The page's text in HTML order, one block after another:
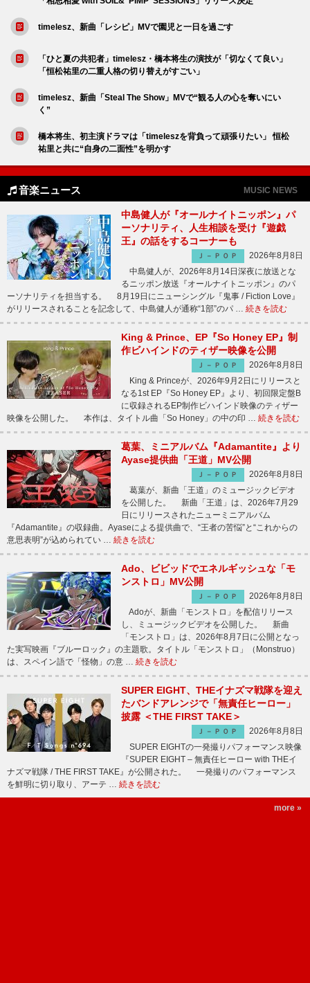
timelesz、新曲「レシピ」MVで園児と一日を過ごす
「ひと夏の共犯者」timelesz・橋本将生の演技が「切なくて良い」
「恒松祐里の二重人格の切り替えがすごい」
timelesz、新曲「Steal The Show」MVで“観る人の心を奪いにい
く”
橋本将生、初主演ドラマは「timeleszを背負って頑張りたい」 恒松
祐里と共に“自身の二面性”を明かす
音楽ニュース MUSIC NEWS
中島健人が『オールナイトニッポン』パ
ーソナリティ、人生相談を受け『遊戯
王』の話をするコーナーも
Ｊ－ＰＯＰ
2026年8月8日
中島健人が、2026年8月14日深夜に放送とな
るニッポン放送『オールナイトニッポン』のパ
ーソナリティを担当する。 8月19日にニューシングル『鬼事 / Fiction Love』
がリリースされることを記念して、中島健人が通称“1部”のパ … 続きを読む
King & Prince、EP『So Honey EP』制
作ビハインドのティザー映像を公開
Ｊ－ＰＯＰ
2026年8月8日
King & Princeが、2026年9月2日にリリースと
なる1st EP『So Honey EP』より、初回限定盤B
に収録されるEP制作ビハインド映像のティザー
映像を公開した。 本作は、タイトル曲「So Honey」の中の印 … 続きを読む
葛葉、ミニアルバム『Adamantite』より
Ayase提供曲「王道」MV公開
Ｊ－ＰＯＰ
2026年8月8日
葛葉が、新曲「王道」のミュージックビデオ
を公開した。 新曲「王道」は、2026年7月29
日にリリースされたニューミニアルバム
『Adamantite』の収録曲。Ayaseによる提供曲で、“王者の苦悩”と“これからの
意思表明”が込められてい … 続きを読む
Ado、ビビッドでエネルギッシュな「モ
ンストロ」MV公開
Ｊ－ＰＯＰ
2026年8月8日
Adoが、新曲「モンストロ」を配信リリース
し、ミュージックビデオを公開した。 新曲
「モンストロ」は、2026年8月7日に公開となっ
た実写映画『ブルーロック』の主題歌。タイトル「モンストロ」（Monstruo）
は、スペイン語で「怪物」の意 … 続きを読む
SUPER EIGHT、THEイナズマ戦隊を迎え
たバンドアレンジで「無責任ヒーロー」
披露 ＜THE FIRST TAKE＞
Ｊ－ＰＯＰ
2026年8月8日
SUPER EIGHTの一発撮りパフォーマンス映像
『SUPER EIGHT – 無責任ヒーロー with THEイ
ナズマ戦隊 / THE FIRST TAKE』が公開された。 一発撮りのパフォーマンス
を鮮明に切り取り、アーテ … 続きを読む
more »